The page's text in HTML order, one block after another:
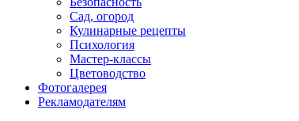
Сад, огород
Кулинарные рецепты
Психология
Мастер-классы
Цветоводство
Фотогалерея
Рекламодателям